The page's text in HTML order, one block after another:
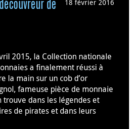
18 février 2016
de
2015, la Collection nationale
a finalement réussi à
la main sur un cob d’or
fameuse pièce de monnaie
trouve dans les légendes et
de pirates et dans leurs